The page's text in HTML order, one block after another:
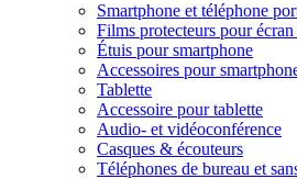
Smartphone et téléphone
Films protecteurs pour
Étuis pour smartphone
Accessoires pour
Tablette
Accessoire pour tablette
Audio- et vidéoconférence
Casques & écouteurs
Téléphones de bureau et